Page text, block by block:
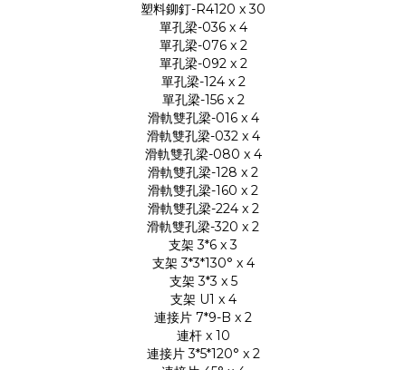
塑料鉚釘-R4120 x 30
單孔梁-036 x 4
單孔梁-076 x 2
單孔梁-092 x 2
單孔梁-124 x 2
單孔梁-156 x 2
滑軌雙孔梁-016 x 4
滑軌雙孔梁-032 x 4
滑軌雙孔梁-080 x 4
滑軌雙孔梁-128 x 2
滑軌雙孔梁-160 x 2
滑軌雙孔梁-224 x 2
滑軌雙孔梁-320 x 2
支架 3*6 x 3
支架 3*3*130° x 4
支架 3*3 x 5
支架 U1 x 4
連接片 7*9-B x 2
連杆 x 10
連接片 3*5*120° x 2